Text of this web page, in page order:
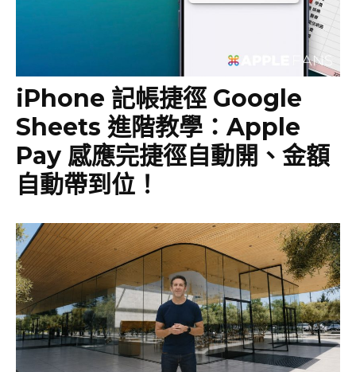
iPhone 記帳捷徑 Google
Sheets 進階教學：Apple
Pay 感應完捷徑自動開、金額
自動帶到位！